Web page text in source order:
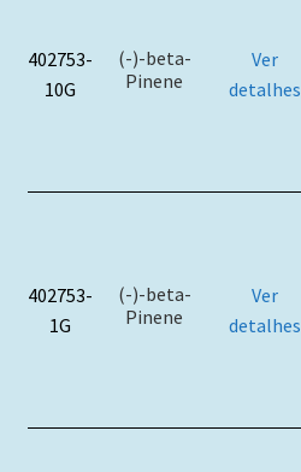
402753-
10G
(-)-beta-
Pinene
Ver
detalhes
402753-
1G
(-)-beta-
Pinene
Ver
detalhes